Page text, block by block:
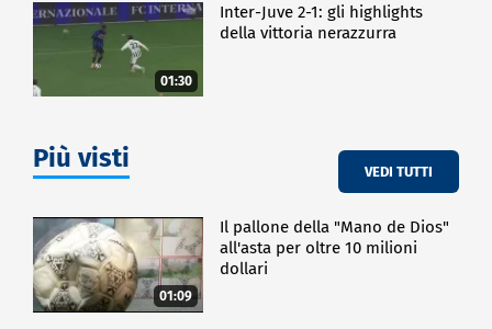
01:30
Inter-Juve 2-1: gli highlights
della vittoria nerazzurra
Più visti VEDI TUTTI
01:09
Il pallone della "Mano de Dios"
all'asta per oltre 10 milioni
dollari